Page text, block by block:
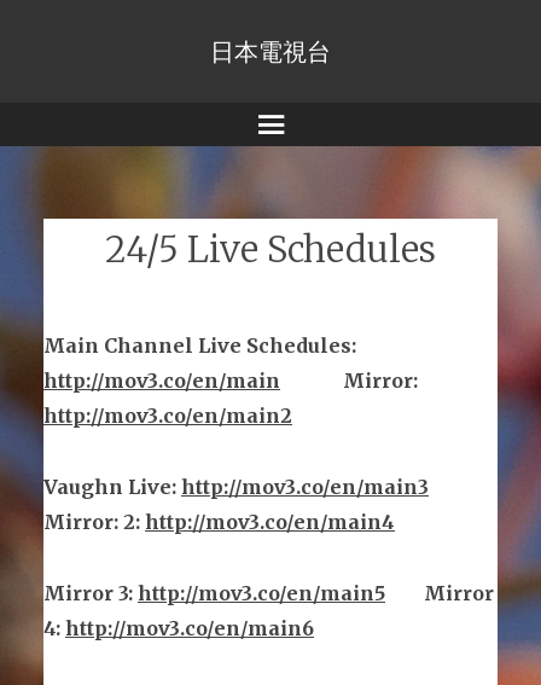
日本電視台
Menu
24/5 Live Schedules
Main Channel Live Schedules:
http://mov3.co/en/main
Mirror:
http://mov3.co/en/main2
Vaughn Live: http://mov3.co/en/main3
Mirror: 2: http://mov3.co/en/main4
Mirror 3: http://mov3.co/en/main5
Mirror
4: http://mov3.co/en/main6